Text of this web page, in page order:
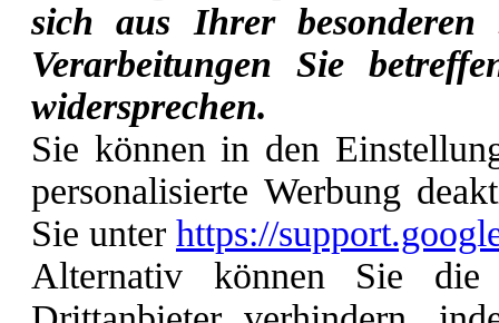
sich aus Ihrer besonderen
Verarbeitungen Sie
widersprechen.
Sie können in den
personalisierte Werbung
Sie unter https://
Alternativ können Sie die